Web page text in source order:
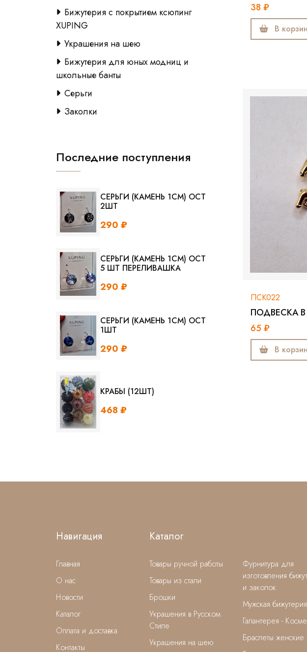
Бижутерия с покрытием ксюпинг
XUPING
Украшения на шею
Бижутерия для юных модниц и
школьные банты
Серьги
Заколки
Последние поступления
СЕРЬГИ (КАМЕНЬ 1СМ) ОСТ
2ШТ
290 ₽
СЕРЬГИ (КАМЕНЬ 1СМ) ОСТ
5 ШТ ПЕРЕЛИВАШКА
290 ₽
СЕРЬГИ (КАМЕНЬ 1СМ) ОСТ
1ШТ
290 ₽
КРАБЫ (12ШТ)
468 ₽
38 ₽
В
ПСК022
ПОДВЕСКА
65 ₽
В
Навигация
Главная
О нас
Новости
Каталог
Оплата и доставка
Контакты
Каталог
Товары ручной работы
Товары из стали
Брошки
Украшения в Русском
Стиле
Украшения на шею
Фурнитура для
изготовления
и заколок
Мужская бижутерия
Галантерея -
Браслеты женские